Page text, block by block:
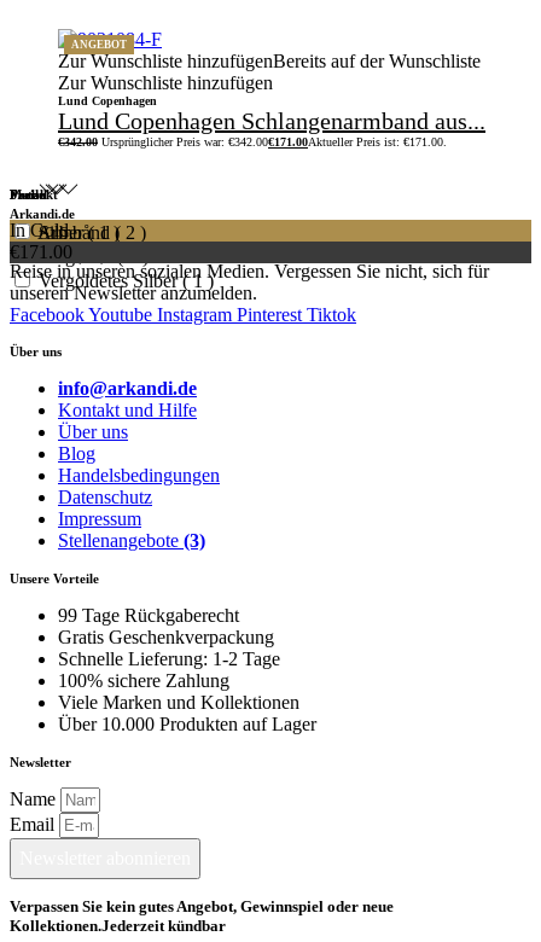
ANGEBOT
Zur Wunschliste hinzufügenBereits auf der Wunschliste
Zur Wunschliste hinzufügen
Lund Copenhagen
Lund Copenhagen Schlangenarmband aus...
€342.00 Ursprünglicher Preis war: €342.00€171.00Aktueller Preis ist: €171.00.
Preis
€171.00
Produkt
Armbånd ( 2 )
Armreif
Metall
Silber ( 1 )
Vergoldet
Vergoldetes Silber ( 1 )
Farbe
In Gold
In Silber
Arkandi.de
Entdecken Sie unser Schmuckuniversum und werden Sie Teil der
Reise in unseren sozialen Medien. Vergessen Sie nicht, sich für
unseren Newsletter anzumelden.
FacebookYoutube Instagram Pinterest Tiktok
Über uns
info@arkandi.de
Kontakt und Hilfe
Über uns
Blog
Handelsbedingungen
Datenschutz
Impressum
Stellenangebote (3)
Unsere Vorteile
99 Tage Rückgaberecht
Gratis Geschenkverpackung
Schnelle Lieferung: 1-2 Tage
100% sichere Zahlung
Viele Marken und Kollektionen
Über 10.000 Produkten auf Lager
Newsletter
Name
Email
Verpassen Sie kein gutes Angebot, Gewinnspiel oder neue
Kollektionen.Jederzeit kündbar